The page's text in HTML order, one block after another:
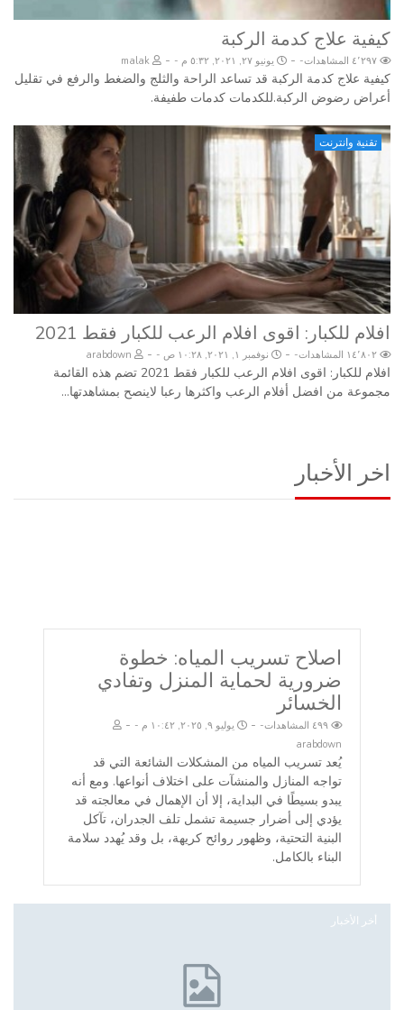
كيفية علاج كدمة الركبة
- يونيو ٢٧, ٢٠٢١, ٥:٣٢ م -
كيفية علاج كدمة الركبة قد تساعد الراحة والثلج والضغط والرفع في تقليل
أعراض رضوض الركبة.للكدمات كدمات طفيفة.
تقنية وانترنت
افلام للكبار: اقوى افلام الرعب للكبار فقط 2021
- نوفمبر ١, ٢٠٢١, ١٠:٢٨ ص -
افلام للكبار: اقوى افلام الرعب للكبار فقط 2021 تضم هذه القائمة
مجموعة من افضل أفلام الرعب واكثرها رعبا لاينصح بمشاهدتها...
اخر الأخبار
اصلاح تسريب المياه: خطوة
ضرورية لحماية المنزل وتفادي
الخسائر
٤٩٩ المشاهدات - يوليو ٩, ٢٠٢٥, ١٠:٤٢ م -
arabdown
يُعد تسريب المياه من المشكلات الشائعة التي قد
تواجه المنازل والمنشآت على اختلاف أنواعها. ومع أنه
يبدو بسيطًا في البداية، إلا أن الإهمال في معالجته قد
يؤدي إلى أضرار جسيمة تشمل تلف الجدران، تآكل
البنية التحتية، وظهور روائح كريهة، بل وقد يُهدد سلامة
البناء بالكامل.
أخر الأخبار